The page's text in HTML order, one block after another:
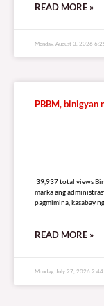
READ MORE »
Monday, August 3, 2026
PBBM, binigyan
39,937 total views
marka ang
pagmimina, kasabay
READ MORE »
Monday, July 27, 2026 2:44